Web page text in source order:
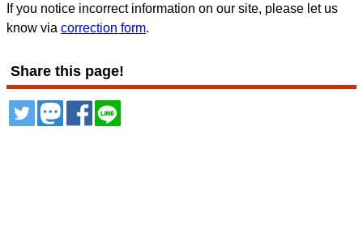
If you notice incorrect information on our site, please let us
know via correction form.
Share this page!
ツイートトゥート
シェア